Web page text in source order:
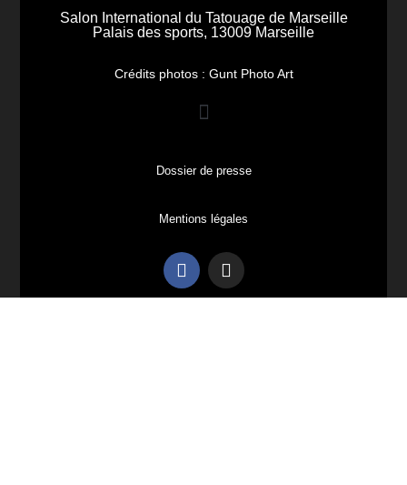
Salon International du Tatouage de Marseille
Palais des sports, 13009 Marseille
Crédits photos : Gunt Photo Art
Dossier de presse
Mentions légales